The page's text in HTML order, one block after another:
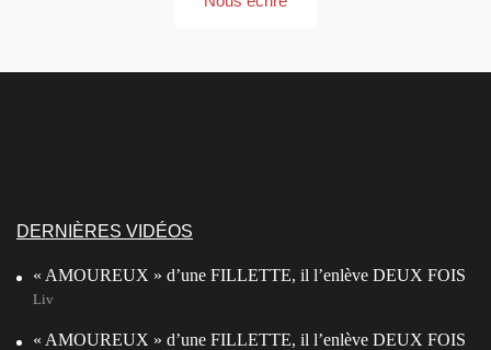
DERNIÈRES VIDÉOS
« AMOUREUX » d’une FILLETTE, il l’enlève DEUX FOIS
Liv
« AMOUREUX » d’une FILLETTE, il l’enlève DEUX FOIS